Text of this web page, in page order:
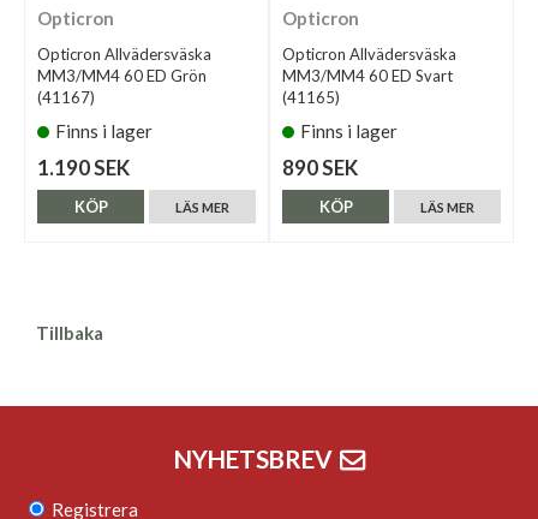
Opticron
Opticron Allvädersväska
MM3/MM4 60 ED Grön
(41167)
Finns i lager
1.190 SEK
LÄS MER
KÖP
Opticron
Opticron Allvädersväska
MM3/MM4 60 ED Svart
(41165)
Finns i lager
890 SEK
LÄS MER
KÖP
Tillbaka
NYHETSBREV
Registrera